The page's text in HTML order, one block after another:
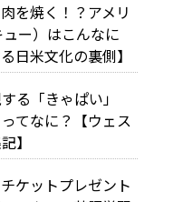
を焼く！？アメリ
ー）はこんなに
日米文化の裏側】
る「きゃぱい」
てなに？【ウェス
】
ケットプレゼント